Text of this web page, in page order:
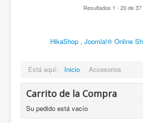
Resultados 1 - 20 de 37
HikaShop , Joomla!® Online
Está aquí: Inicio Accesorios
Carrito de la Compra
Su pedido está vacío